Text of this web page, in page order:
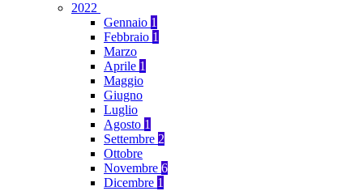
2022
Gennaio 1
Febbraio 1
Marzo
Aprile 1
Maggio
Giugno
Luglio
Agosto 1
Settembre 2
Ottobre
Novembre 6
Dicembre 1